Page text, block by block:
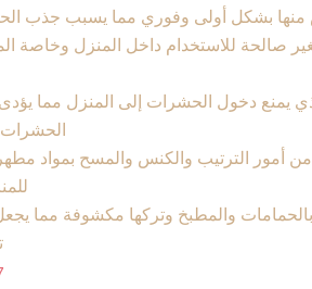
منها بشكل أولى وفوري مما يسبب جذب
الحشرات